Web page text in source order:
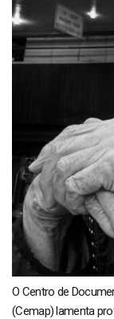
O Centro de
(Cemap) lamenta